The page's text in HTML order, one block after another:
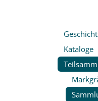
Kataloge